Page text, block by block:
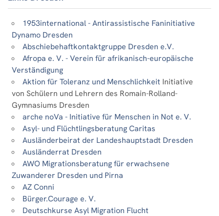
1953international - Antirassistische Faninitiative
Dynamo Dresden
Abschiebehaftkontaktgruppe Dresden e.V.
Afropa e. V. - Verein für afrikanisch-europäische
Verständigung
Aktion für Toleranz und Menschlichkeit Initiative
von Schülern und Lehrern des Romain-Rolland-
Gymnasiums Dresden
arche noVa - Initiative für Menschen in Not e. V.
Asyl- und Flüchtlingsberatung Caritas
Ausländerbeirat der Landeshauptstadt Dresden
Ausländerrat Dresden
AWO Migrationsberatung für erwachsene
Zuwanderer Dresden und Pirna
AZ Conni
Bürger.Courage e. V.
Deutschkurse Asyl Migration Flucht